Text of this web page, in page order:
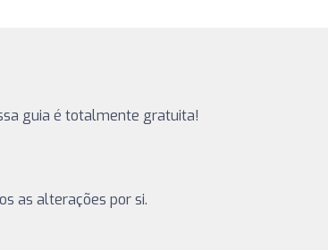
guia é totalmente gratuita!
as alterações por si.